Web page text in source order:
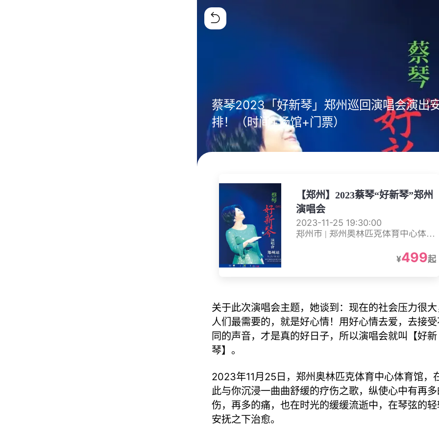
蔡琴2023「好新琴」郑州巡回演唱会演出
排！（时间+场馆+门票）
【郑州】2023蔡琴“好新琴”郑州
演唱会
2023-11-25 19:30:00
郑州市 | 郑州奥林匹克体育中心体育
¥499起
关于此次演唱会主题，她谈到：现在的社会压力很
人们最需要的，就是好心情！用好心情去爱，去接
同的声音，才是真的好日子，所以演唱会就叫【好新
琴】。
2023年11月25日，郑州奥林匹克体育中心体育馆，
此与你沉浸一曲曲舒缓的疗伤之歌，纵使心中有再
伤，再多的痛，也在时光的缓缓流逝中，在琴弦的
安抚之下治愈。